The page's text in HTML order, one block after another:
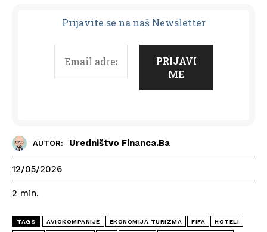
Prijavite se na naš Newsletter
AUTOR: Uredništvo Financa.ba
12/05/2026
2 min.
TAGS AVIOKOMPANIJE EKONOMIJA TURIZMA FIFA HOTELI